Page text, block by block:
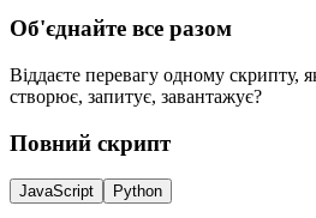
Об'єднайте все разом
Віддаєте перевагу одному скрипту,
створює, запитує, завантажує?
Повний скрипт
JavaScript Python